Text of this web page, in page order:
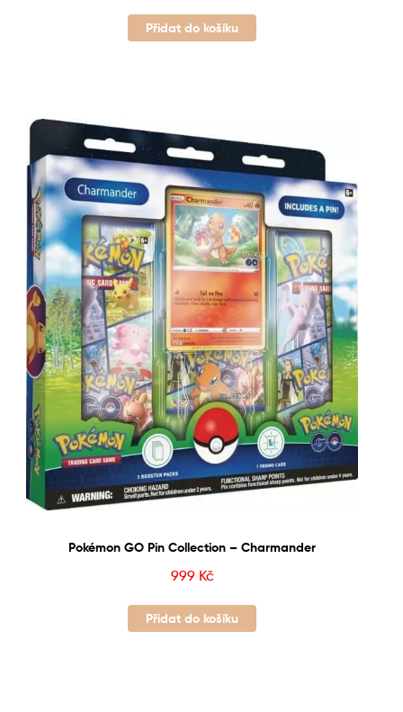
Přidat do košíku
Pokémon GO Pin Collection – Charmander
999 Kč
Přidat do košíku